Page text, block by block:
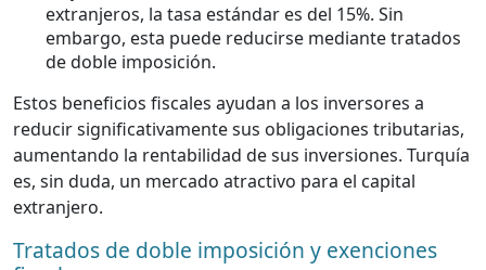
extranjeros, la tasa estándar es del 15%. Sin
embargo, esta puede reducirse mediante tratados
de doble imposición.
Estos beneficios fiscales ayudan a los inversores a
reducir significativamente sus obligaciones tributarias,
aumentando la rentabilidad de sus inversiones. Turquía
es, sin duda, un mercado atractivo para el capital
extranjero.
Tratados de doble imposición y exenciones